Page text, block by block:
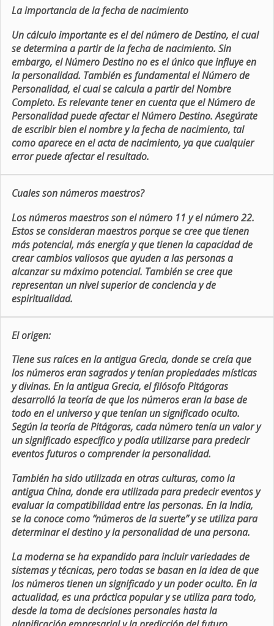
La importancia de la fecha de nacimiento
Un cálculo importante es el del número de Destino, el cual
se determina a partir de la fecha de nacimiento. Sin
embargo, el Número Destino no es el único que influye en
la personalidad. También es fundamental el Número de
Personalidad, el cual se calcula a partir del Nombre
Completo. Es relevante tener en cuenta que el Número de
Personalidad puede afectar el Número Destino. Asegúrate
de escribir bien el nombre y la fecha de nacimiento, tal
como aparece en el acta de nacimiento, ya que cualquier
error puede afectar el resultado.
Cuales son números maestros?
Los números maestros son el número 11 y el número 22.
Estos se consideran maestros porque se cree que tienen
más potencial, más energía y que tienen la capacidad de
crear cambios valiosos que ayuden a las personas a
alcanzar su máximo potencial. También se cree que
representan un nivel superior de conciencia y de
espiritualidad.
El origen:
Tiene sus raíces en la antigua Grecia, donde se creía que
los números eran sagrados y tenían propiedades místicas
y divinas. En la antigua Grecia, el filósofo Pitágoras
desarrolló la teoría de que los números eran la base de
todo en el universo y que tenían un significado oculto.
Según la teoría de Pitágoras, cada número tenía un valor y
un significado específico y podía utilizarse para predecir
eventos futuros o comprender la personalidad.
También ha sido utilizada en otras culturas, como la
antigua China, donde era utilizada para predecir eventos y
evaluar la compatibilidad entre las personas. En la India,
se la conoce como “números de la suerte” y se utiliza para
determinar el destino y la personalidad de una persona.
La moderna se ha expandido para incluir variedades de
sistemas y técnicas, pero todas se basan en la idea de que
los números tienen un significado y un poder oculto. En la
actualidad, es una práctica popular y se utiliza para todo,
desde la toma de decisiones personales hasta la